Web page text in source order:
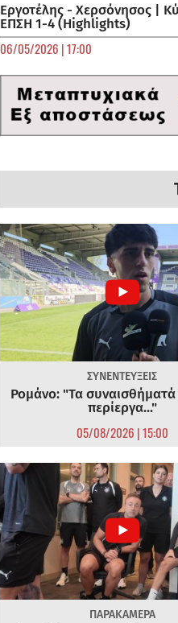
Εργοτέλης - Χερσόνησος |
ΕΠΣΗ 1-4 (Highlights)
06/05/2026 | 17:00
ΣΥΝΕΝΤΕΥΞΕΙΣ
Ρομάνο: "Τα συναισθήματά
περίεργα..."
05/08/2026 | 15:00
ΠΑΡΑΚΑΜΕΡΑ